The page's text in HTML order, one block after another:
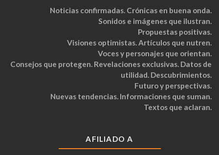
Noticias confirmadas. Crónicas en buena onda.
Sonidos e imágenes que ilustran.
Propuestas positivas.
Visiones optimistas. Artículos que nutren.
Voces y personajes que orientan.
Consejos que protegen. Revelaciones exclusivas. Datos de
utilidad. Descubrimientos.
Futuro y perspectivas.
Nuevas tendencias. Informaciones que suman.
Textos que aclaran.
AFILIADO A